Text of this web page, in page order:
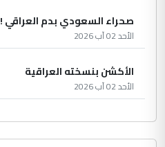
صحراء السعودي بدم العراقي !
الأحد 02 آب 2026
الأكشن بنسخته العراقية
الأحد 02 آب 2026